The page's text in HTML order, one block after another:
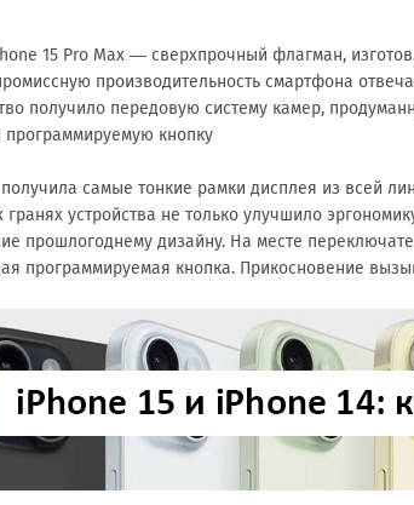
15 Pro Max — сверхпрочный флагман,
производительность смартфона
получило передовую систему камер,
программируемую кнопку
самые тонкие рамки дисплея из всей
гранях устройства не только улучшило
прошлогоднему дизайну. На месте
программируемая кнопка. Прикосновение